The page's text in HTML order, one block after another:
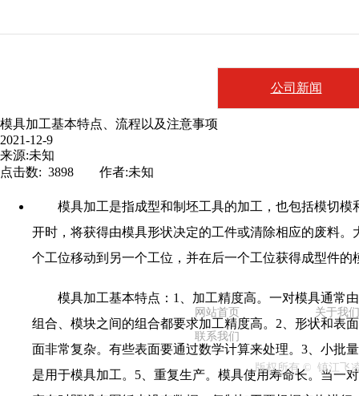
公司新闻
模具加工基本特点、流程以及注意事项
2021-12-9
来源:未知
点击数: 3898 作者:未知
模具加工是指成型和制坯工具的加工，也包括模切模
开时，将获得由模具形状决定的工件或清除相应的废料
个工位移动到另一个工位，并在后一个工位获得成型件
模具加工基本特点：1、加工精度高。一对模具通常由
组合、模块之间的组合都要求加工精度高。2、形状和表
面非常复杂。有些表面要通过数学计算来处理。3、小批
是用于模具加工。5、重复生产。模具使用寿命长。当一
网站首页
关于我们
联系我们
版权所有 © 镇江飞